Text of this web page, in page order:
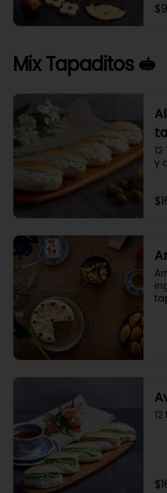
2
1
Mix Tapaditos 🥪
y